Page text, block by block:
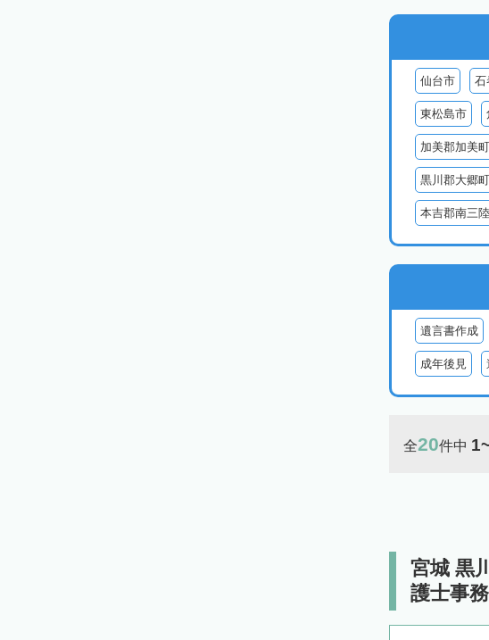
仙台市 石
東松島市
加美郡加美町
黒川郡大郷町
本吉郡南三
遺言書作成
成年後見
全20件中
宮城 黒
護士事